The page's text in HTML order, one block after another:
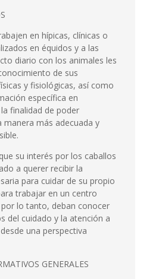
en hípicas, clínicas o
en équidos y a las
diario con los animales les
de sus
y fisiológicas, así como
específica en
finalidad de poder
manera más adecuada y
su interés por los caballos
a querer recibir la
para cuidar de su propio
trabajar en un centro
lo tanto, deban conocer
del cuidado y la atención a
una perspectiva
GENERALES